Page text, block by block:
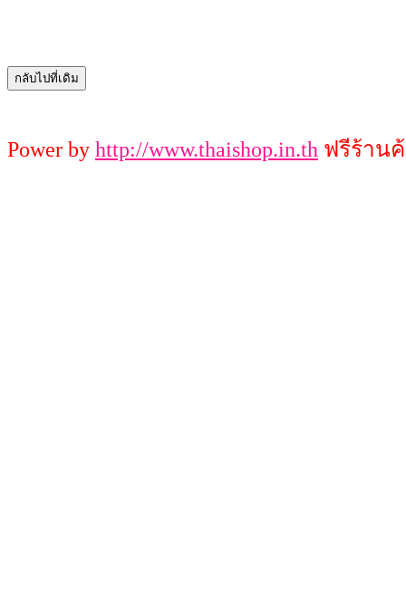
Power by http://www.thaishop.in.th ฟรีร้าน